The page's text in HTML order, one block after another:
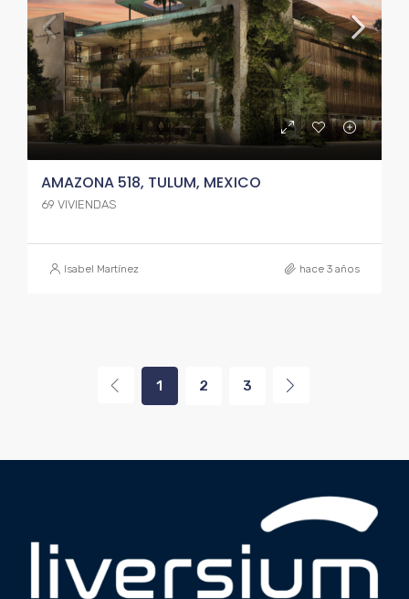
AMAZONA 518, TULUM, MEXICO
69 VIVIENDAS
Isabel Martínez hace 3 años
1 2 3